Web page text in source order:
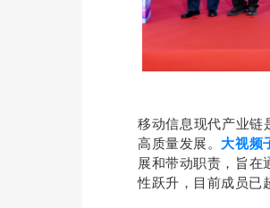
移动信息现代产业链
高质量发展。 大视频
展和带动职责，旨在
性跃升，目前成员已